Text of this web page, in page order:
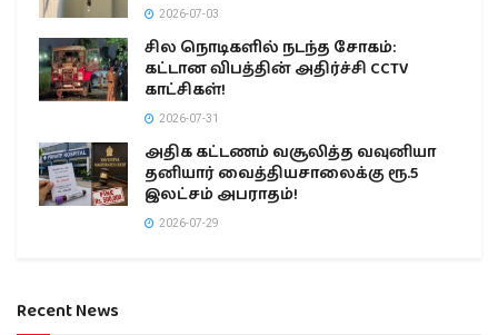
2026-07-03
சில நொடிகளில் நடந்த சோகம்:
கட்டான விபத்தின் அதிர்ச்சி CCTV
காட்சிகள்!
2026-07-31
அதிக கட்டணம் வசூலித்த வவுனியா
தனியார் வைத்தியசாலைக்கு ரூ.5
இலட்சம் அபராதம்!
2026-07-29
Recent News